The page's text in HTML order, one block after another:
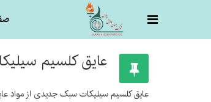
عایق کلسیم
عایق کلسیم سیلیکات سبک جدیدی از مواد عایق حرارتی با سطح سفید و صاف، 100% غیر آزبست، مواد غیر سمی و